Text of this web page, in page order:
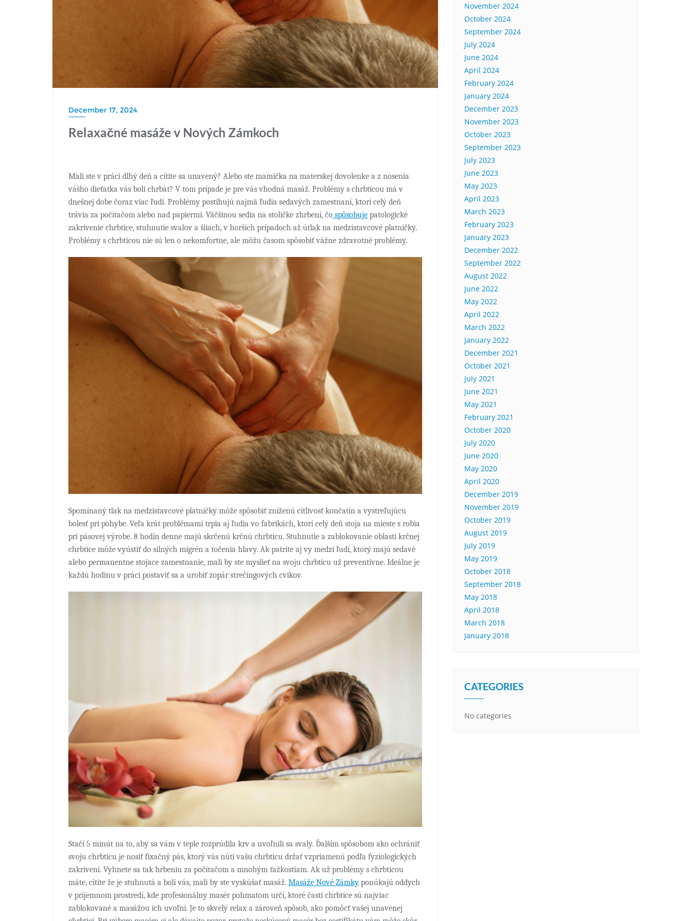
December 17, 2024
Relaxačné masáže v Nových Zámkoch
Mali ste v práci dlhý deň a cítite sa unavený? Alebo ste mamička na materskej dovolenke a z nosenia
vášho dieťatka vás boli chrbát? V tom prípade je pre vás vhodná masáž. Problémy s chrbticou má v
dnešnej dobe čoraz viac ľudí. Problémy postihujú najmä ľudia sedavých zamestnaní, ktorí celý deň
trávia za počítačom alebo nad papiermi. Väčšinou sedia na stoličke zhrbení, čo spôsobuje patologické
zakrivenie chrbtice, stuhnutie svalov a šliach, v horších prípadoch až útlak na medzistavcové platničky.
Problémy s chrbticou nie sú len o nekomfortne, ale môžu časom spôsobiť vážne zdravotné problémy.
Spomínaný tlak na medzistavcové platničky môže spôsobiť zníženú citlivosť končatín a vystreľujúcu
bolesť pri pohybe. Veľa krát problémami trpia aj ľudia vo fabrikách, ktorí celý deň stoja na mieste s robia
pri pásovej výrobe. 8 hodín denne majú skrčenú krčnú chrbticu. Stuhnutie a zablokovanie oblasti krčnej
chrbtice môže vyústiť do silných migrén a točenia hlavy. Ak patríte aj vy medzi ľudí, ktorý majú sedavé
alebo permanentne stojace zamestnanie, mali by ste myslieť na svoju chrbticu už preventívne. Ideálne je
každú hodinu v práci postaviť sa a urobiť zopár strečingových cvikov.
Stačí 5 minút na to, aby sa vám v teple rozprúdila krv a uvoľnili sa svaly. Ďalším spôsobom ako ochrániť
svoju chrbticu je nosiť fixačný pás, ktorý vás núti vašu chrbticu držať vzpriamenú podľa fyziologických
zakrivení. Vyhnete sa tak hrbeniu za počítačom a mnohým ťažkostiam. Ak už problémy s chrbticou
máte, cítite že je stuhnutá a bolí vás, mali by ste vyskúšať masáž. Masáže Nové Zámky ponúkajú oddych
v príjemnom prostredí, kde profesionálny masér pohmatom určí, ktoré časti chrbtice sú najviac
zablokované a masážou ich uvoľní. Je to skvelý relax a zároveň spôsob, ako pomôcť vašej unavenej
November 2024
October 2024
September 2024
July 2024
June 2024
April 2024
February 2024
January 2024
December 2023
November 2023
October 2023
September 2023
July 2023
June 2023
May 2023
April 2023
March 2023
February 2023
January 2023
December 2022
September 2022
August 2022
June 2022
May 2022
April 2022
March 2022
January 2022
December 2021
October 2021
July 2021
June 2021
May 2021
February 2021
October 2020
July 2020
June 2020
May 2020
April 2020
December 2019
November 2019
October 2019
August 2019
July 2019
May 2019
October 2018
September 2018
May 2018
April 2018
March 2018
January 2018
CATEGORIES
No categories